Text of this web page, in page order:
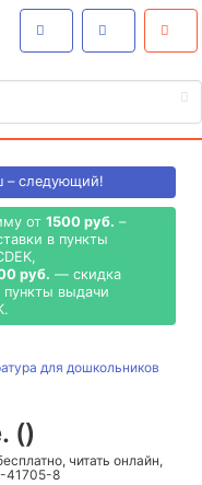
– следующий!
от 1500 руб. –
в пункты
руб. — скидка
пункты выдачи
для дошкольников
()
читать онлайн,
41705-8